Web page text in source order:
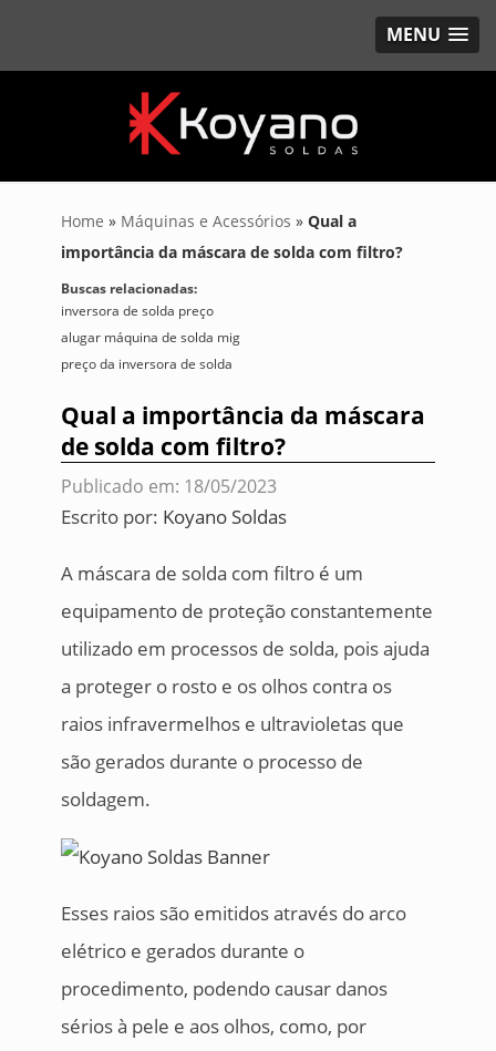
MENU
Home » Máquinas e Acessórios » Qual a
importância da máscara de solda com filtro?
Buscas relacionadas:
inversora de solda preço
alugar máquina de solda mig
preço da inversora de solda
Qual a importância da máscara
de solda com filtro?
Publicado em: 18/05/2023
Escrito por: Koyano Soldas
A máscara de solda com filtro é um
equipamento de proteção constantemente
utilizado em processos de solda, pois ajuda
a proteger o rosto e os olhos contra os
raios infravermelhos e ultravioletas que
são gerados durante o processo de
soldagem.
Esses raios são emitidos através do arco
elétrico e gerados durante o
procedimento, podendo causar danos
sérios à pele e aos olhos, como, por